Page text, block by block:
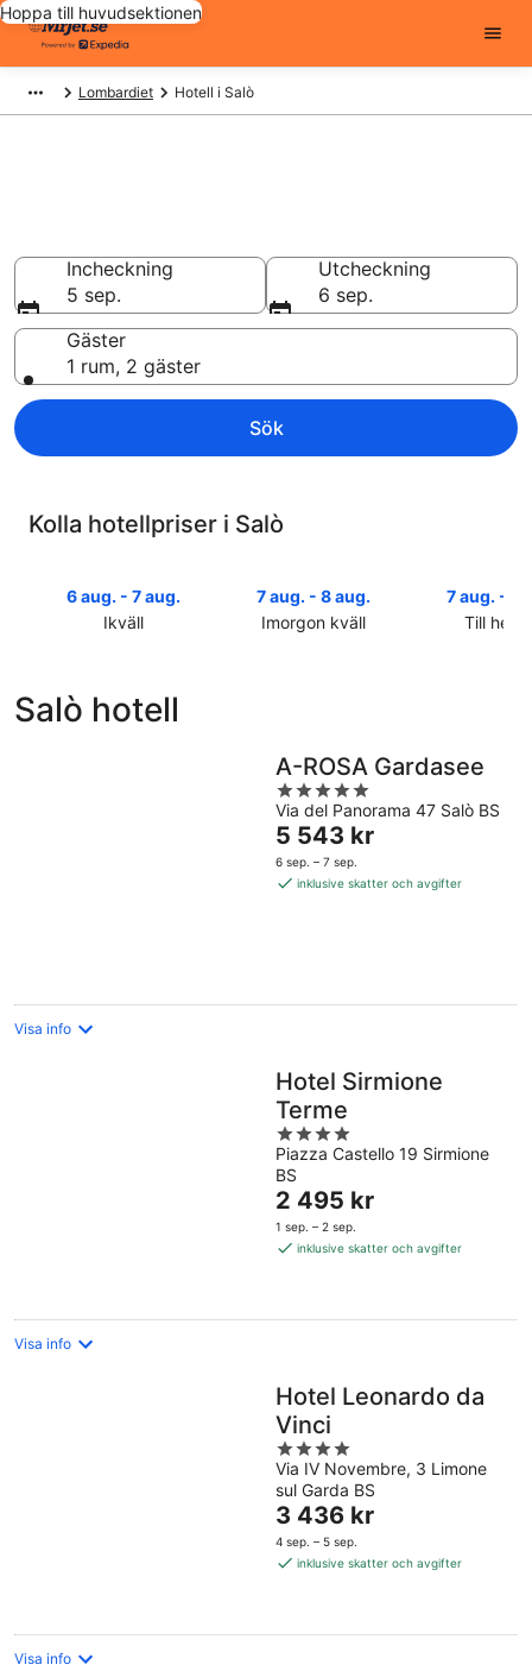
Hoppa till huvudsektionen
Lombardiet Hotell i Salò
Incheckning
5 sep.
Utcheckning
6 sep.
Gäster
1 rum, 2 gäster
Sök
Kolla hotellpriser i Salò
6 aug. - 7 aug.
Ikväll
i
Salò
7 aug. - 8 aug.
Imorgon kväll
imorgon
natt,
aug.
7 aug. - 9
Till
helgen,
aug.
aug.
Salò hotell
A-ROSA Gardasee
5
out
of
5
Via del Panorama 47 Salò BS
Priset
är
5 543 kr
5 543 kr
6 sep. – 7 sep.
inklusive skatter och avgifter
Visa info
Hotel Sirmione
Terme
4
out
of
5
Piazza Castello 19 Sirmione
BS
Priset
är
2 495 kr
2 495 kr
1 sep. – 2 sep.
inklusive skatter och avgifter
Visa info
Hotel Leonardo da
Vinci
4
out
of
5
Via IV Novembre, 3 Limone
sul Garda BS
Priset
är
3 436 kr
3 436 kr
4 sep. – 5 sep.
inklusive skatter och avgifter
Visa info